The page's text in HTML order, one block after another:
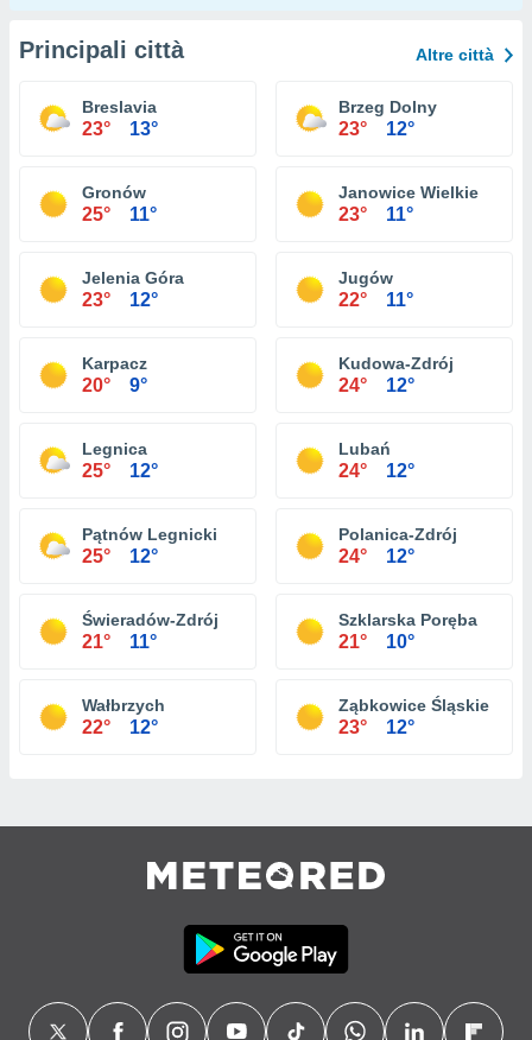
Principali città Altre città
Breslavia
23° 13°
Brzeg Dolny
23° 12°
Gronów
25° 11°
Janowice Wielkie
23° 11°
Jelenia Góra
23° 12°
Jugów
22° 11°
Karpacz
20° 9°
Kudowa-Zdrój
24° 12°
Legnica
25° 12°
Lubań
24° 12°
Pątnów Legnicki
25° 12°
Polanica-Zdrój
24° 12°
Świeradów-Zdrój
21° 11°
Szklarska Poręba
21° 10°
Wałbrzych
22° 12°
Ząbkowice Śląskie
23° 12°